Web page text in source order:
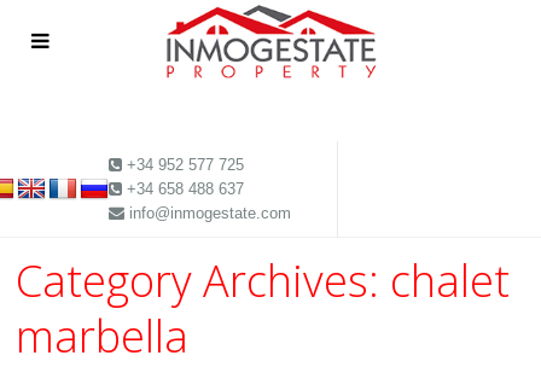
+34 952 577 725
+34 658 488 637
info@inmogestate.com
Category Archives: chalet
marbella